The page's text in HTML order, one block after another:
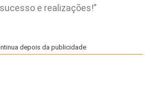
e realizações!”
depois da publicidade